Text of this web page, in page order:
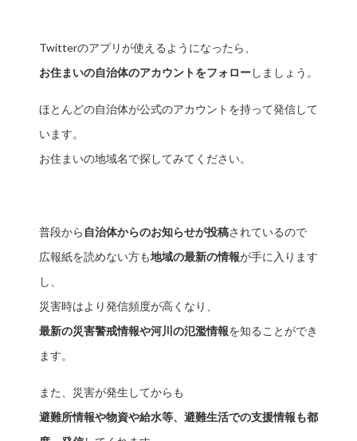
Twitterのアプリが使えるようになったら、
お住まいの自治体のアカウントをフォローしましょう。
ほとんどの自治体が公式のアカウントを持って発信して
います。
お住まいの地域名で探してみてください。
普段から 自治体からのお知らせが投稿されているので
広報紙を読めない方も地域の最新の情報が手に入ります
し、
災害時はより発信頻度が高くなり、
最新の災害警戒情報や河川の氾濫情報を知ることができ
ます。
また、災害が発生してからも
避難所情報や物資や給水等、避難生活での支援情報も都